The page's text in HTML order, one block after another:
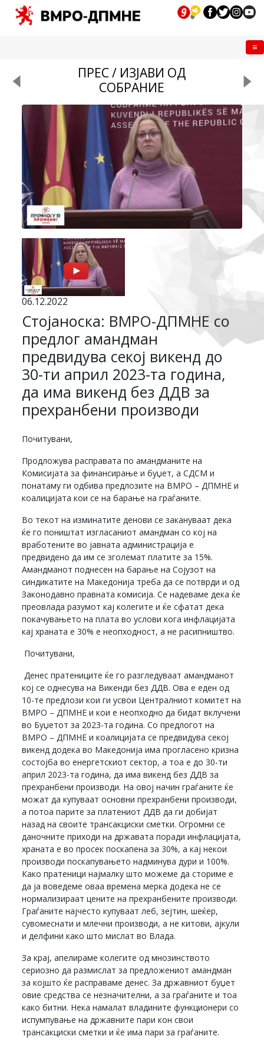
ПРЕС / ИЗЈАВИ ОД
СОБРАНИЕ
06.12.2022
Стојаноска: ВМРО-ДПМНЕ со
предлог амандман
предвидува секој викенд до
30-ти април 2023-та година,
да има викенд без ДДВ за
прехранбени производи
Почитувани,
Продложува расправата по амандманите на
Комисијата за финансирање и буџет, а СДСМ и
понатаму ги одбива предлозите на ВМРО – ДПМНЕ и
коалицијата кои се на барање на граѓаните.
Во текот на изминатите денови се закануваат дека
ќе го поништат изгласаниот амандман со кој на
вработените во јавната администрација е
предвидено да им се зголемат платите за 15%.
Амандманот поднесен на барање на Сојузот на
синдикатите на Македонија треба да се потврди и од
Законодавно правната комисија. Се надеваме дека ќе
преовлада разумот кај колегите и ќе сфатат дека
покачувањето на плата во услови кога инфлацијата
кај храната е 30% е неопходност, а не расипништво.
Почитувани,
Денес пратениците ќе го разгледуваат амандманот
кој се однесува на Викенди без ДДВ. Ова е еден од
10-те предлози кои ги усвои Централниот комитет на
ВМРО – ДПМНЕ и кои е неопходно да бидат вклучени
во Буџетот за 2023-та година. Со предлогот на
ВМРО – ДПМНЕ и коалицијата се предвидува секој
викенд додека во Македонија има прогласено кризна
состојба во енергетскиот сектор, а тоа е до 30-ти
април 2023-та година, да има викенд без ДДВ за
прехранбени производи. На овој начин граѓаните ќе
можат да купуваат основни прехранбени производи,
а потоа парите за платениот ДДВ да ги добијат
назад на своите трансакциски сметки. Огромни се
даночните приходи на државата поради инфлацијата,
храната е во просек поскапена за 30%, а кај некои
производи поскапувањето надминува дури и 100%.
Како пратеници најмалку што можеме да сториме е
да ја воведеме оваа времена мерка додека не се
нормализираат цените на прехранбените производи.
Граѓаните најчесто купуваат леб, зејтин, шеќер,
сувомеснати и млечни производи, а не китови, ајкули
и делфини како што мислат во Влада.
За крај, апелираме колегите од мнозинството
сериозно да размислат за предложениот амандман
за којшто ќе расправаме денес. За државниот буџет
овие средства се незначителни, а за граѓаните и тоа
како битни. Нека намалат владините функционери со
испумпување на државните пари кон свои
трансакциски сметки и ќе има пари за граѓаните.